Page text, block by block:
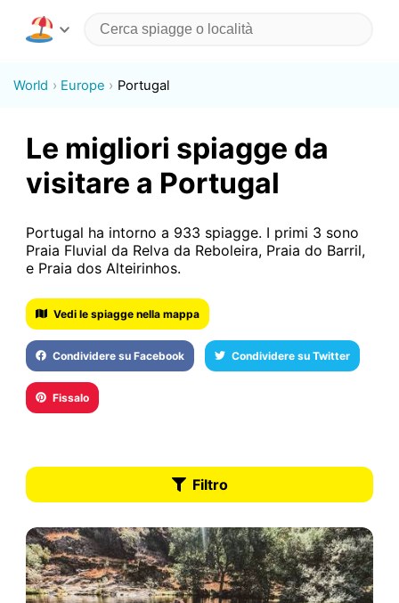
World Europe Portugal
Le migliori spiagge da
visitare a Portugal
Portugal ha intorno a 933 spiagge. I primi 3 sono
Praia Fluvial da Relva da Reboleira, Praia do Barril,
e Praia dos Alteirinhos.
Vedi le spiagge nella mappa
Condividere su Facebook Condividere su Twitter
Fissalo
Filtro